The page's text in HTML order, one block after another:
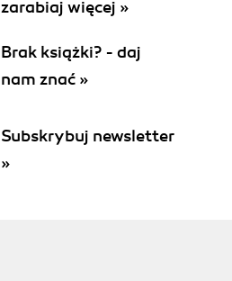
zarabiaj więcej »
Brak książki? - daj
nam znać »
Subskrybuj newsletter
»